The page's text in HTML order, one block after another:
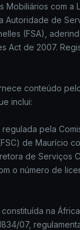
Mobiliários com a
Autoridade de
(FSA),
Act de 2007.
conteúdo
inclui:
pela
de Maurício
de Serviços
o número de
na África
07,